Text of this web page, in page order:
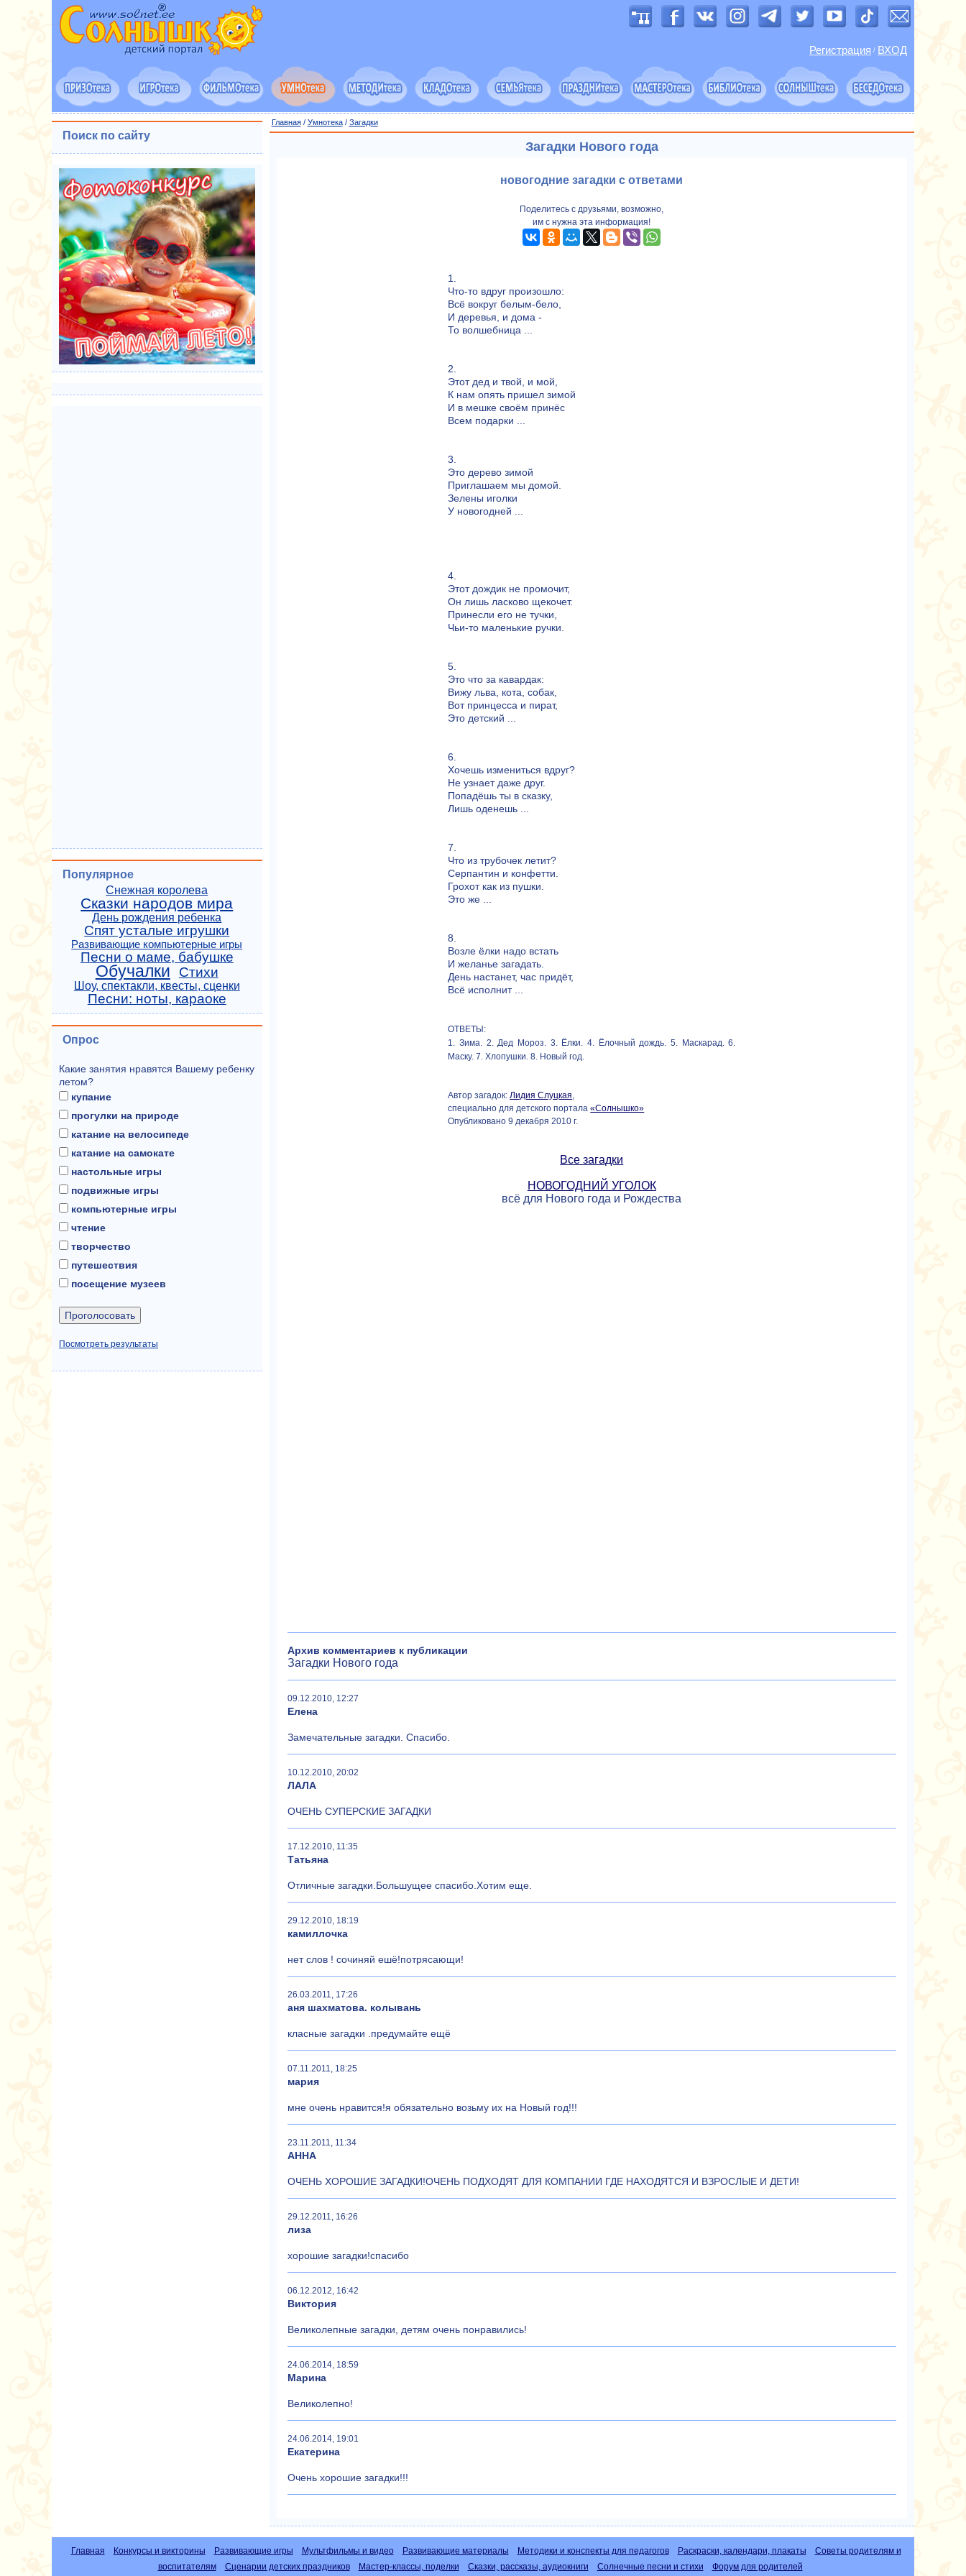
Регистрация / ВХОД
Главная/ Умнотека/ Загадки
Загадки Нового года
новогодние загадки с ответами
Поделитесь с друзьями, возможно,
им с нужна эта информация!
1.
Что-то вдруг произошло:
Всё вокруг белым-бело,
И деревья, и дома -
То волшебница ...
2.
Этот дед и твой, и мой,
К нам опять пришел зимой
И в мешке своём принёс
Всем подарки ...
3.
Это дерево зимой
Приглашаем мы домой.
Зелены иголки
У новогодней ...
4.
Этот дождик не промочит,
Он лишь ласково щекочет.
Принесли его не тучки,
Чьи-то маленькие ручки.
5.
Это что за кавардак:
Вижу льва, кота, собак,
Вот принцесса и пират,
Это детский ...
6.
Хочешь измениться вдруг?
Не узнает даже друг.
Попадёшь ты в сказку,
Лишь оденешь ...
7.
Что из трубочек летит?
Серпантин и конфетти.
Грохот как из пушки.
Это же ...
8.
Возле ёлки надо встать
И желанье загадать.
День настанет, час придёт,
Всё исполнит ...
ОТВЕТЫ:
1. Зима. 2. Дед Мороз. 3. Ёлки. 4. Ёлочный дождь. 5. Маскарад. 6.
Маску. 7. Хлопушки. 8. Новый год.
Автор загадок:Лидия Слуцкая,
специально для детского портала«Солнышко»
Опубликовано 9 декабря 2010 г.
Все загадки
НОВОГОДНИЙ УГОЛОК
всё для Нового года и Рождества
Архив комментариев к публикации
Загадки Нового года
09.12.2010, 12:27
Елена
Замечательные загадки. Спасибо.
10.12.2010, 20:02
ЛАЛА
ОЧЕНЬ СУПЕРСКИЕ ЗАГАДКИ
17.12.2010, 11:35
Татьяна
Отличные загадки.Большущее спасибо.Хотим еще.
29.12.2010, 18:19
камиллочка
нет слов ! сочиняй ешё!потрясающи!
26.03.2011, 17:26
аня шахматова. колывань
класные загадки .предумайте ещё
07.11.2011, 18:25
мария
мне очень нравится!я обязательно возьму их на Новый год!!!
23.11.2011, 11:34
АННА
ОЧЕНЬ ХОРОШИЕ ЗАГАДКИ!ОЧЕНЬ ПОДХОДЯТ ДЛЯ КОМПАНИИ ГДЕ НАХОДЯТСЯ И ВЗРОСЛЫЕ И ДЕТИ!
29.12.2011, 16:26
лиза
хорошие загадки!спасибо
06.12.2012, 16:42
Виктория
Великолепные загадки, детям очень понравились!
24.06.2014, 18:59
Марина
Великолепно!
24.06.2014, 19:01
Екатерина
Очень хорошие загадки!!!
Поиск по сайту
Популярное
Снежная королева
Сказки народов мира
День рождения ребенка
Спят усталые игрушки
Развивающие компьютерные игры
Песни о маме, бабушке
Обучалки Стихи
Шоу, спектакли, квесты, сценки
Песни: ноты, караоке
Опрос
Какие занятия нравятся Вашему ребенку
летом?
купание
прогулки на природе
катание на велосипеде
катание на самокате
настольные игры
подвижные игры
компьютерные игры
чтение
творчество
путешествия
посещение музеев
Посмотреть результаты
Главная Конкурсы и викторины Развивающие игры Мультфильмы и видео Развивающие материалы Методики и конспекты для педагогов Раскраски, календари, плакаты
Советы родителям и
воспитателям
Сценарии детских праздников Мастер-классы, поделки Сказки, рассказы, аудиокниги Солнечные песни и стихи Форум для родителей